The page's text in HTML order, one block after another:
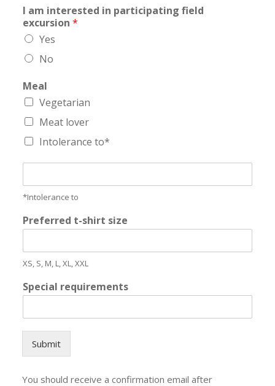
o
r
s
_
2
I am interested in participating field
excursion *
Yes
No
Meal
Vegetarian
Meat lover
Intolerance to*
t
l
e
a
n
e
o
*Intolerance to
Preferred t-shirt size
XS, S, M, L, XL, XXL
Special requirements
Submit
You should receive a confirmation email after